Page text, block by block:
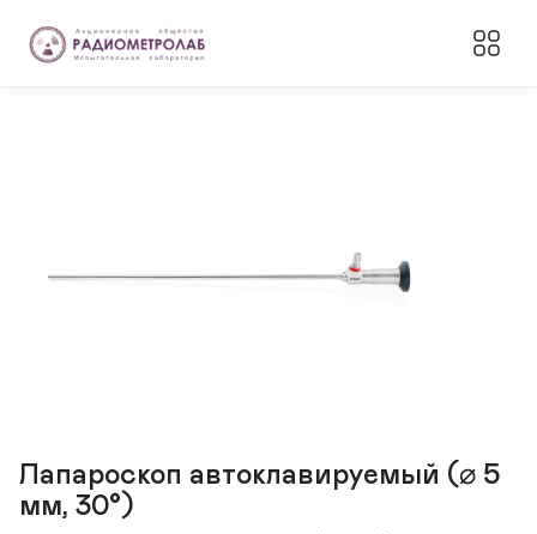
Лапароскоп автоклавируемый (⌀ 5
мм, 30°)